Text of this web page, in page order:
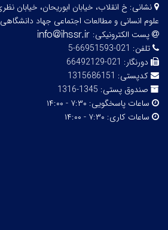
نشانی:
علوم انسانی و مطالعات اجتماعی جهاد دانشگاهی
پست الکترونیکی:
تلفن: 021-66951593-5
دورنگار: 021-66492129
کدپستی: 1315686151
صندوق پستی: 1345-1316
ساعات پاسخگویی: ۷:۳۰ - ۱۴:۰۰
ساعات کاری: ۷:۳۰ - ۱۴:۰۰